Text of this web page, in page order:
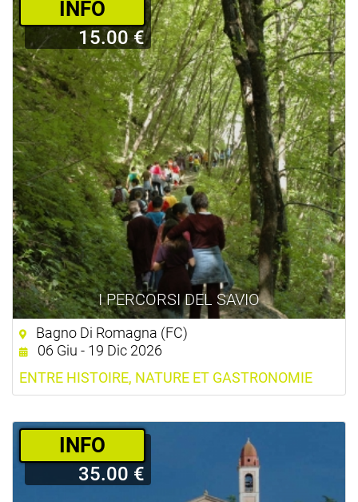
I PERCORSI DEL SAVIO
­INFO
15.00 €
Bagno Di Romagna (FC)
06 Giu - 19 Dic 2026
ENTRE HISTOIRE, NATURE ET GASTRONOMIE
­INFO
35.00 €